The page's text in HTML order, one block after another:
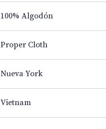
100% Algodón
Proper Cloth
Nueva York
Vietnam